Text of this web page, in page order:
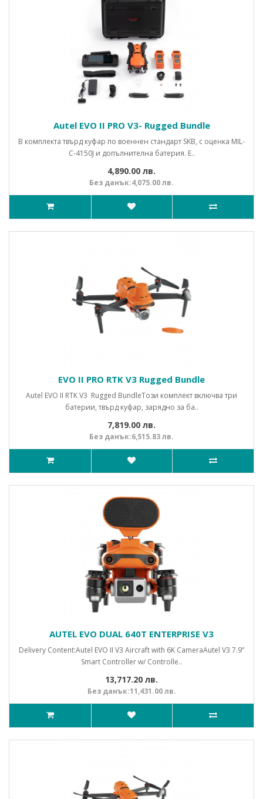
Autel EVO II PRO V3- Rugged Bundle
В комплекта твърд куфар по военнен стандарт SKB, с оценка MIL-
C-4150J и допълнителна батерия. E..
4,890.00 лв.
Без данък:4,075.00 лв.
EVO II PRO RTK V3 Rugged Bundle
Autel EVO II RTK V3 Rugged BundleТози комплект включва три
батерии, твърд куфар, зарядно за ба..
7,819.00 лв.
Без данък:6,515.83 лв.
AUTEL EVO DUAL 640Т ENTERPRISE V3
Delivery Content:Autel EVO II V3 Aircraft with 6K CameraAutel V3 7.9”
Smart Controller w/ Controlle..
13,717.20 лв.
Без данък:11,431.00 лв.